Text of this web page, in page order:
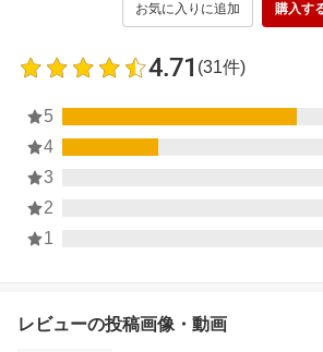
お気に入りに追加 購入す
4.71 (31件)
5
4
3
2
1
レビューの投稿画像・動画